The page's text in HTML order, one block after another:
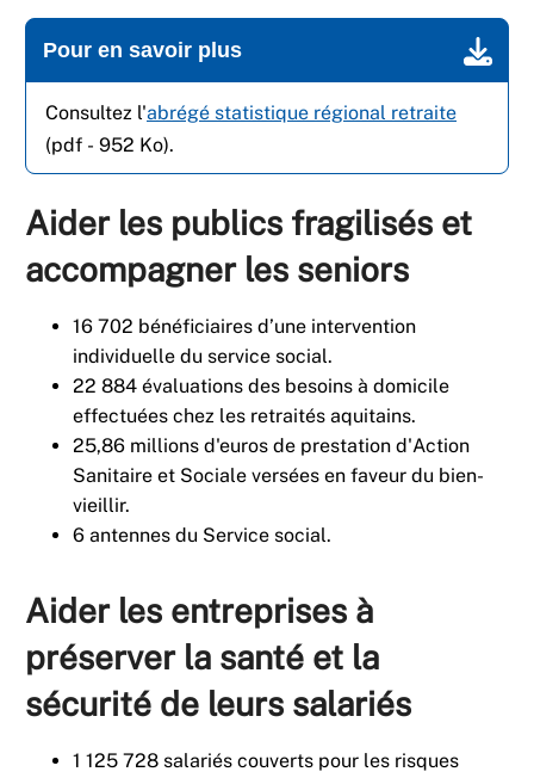
Pour en savoir plus
Consultez l'abrégé statistique régional retraite
(pdf - 952 Ko).
Aider les publics fragilisés et
accompagner les seniors
16 702 bénéficiaires d’une intervention
individuelle du service social.
22 884 évaluations des besoins à domicile
effectuées chez les retraités aquitains.
25,86 millions d'euros de prestation d'Action
Sanitaire et Sociale versées en faveur du bien-
vieillir.
6 antennes du Service social.
Aider les entreprises à
préserver la santé et la
sécurité de leurs salariés
1 125 728 salariés couverts pour les risques